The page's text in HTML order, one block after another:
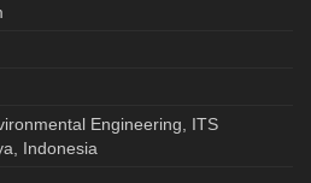
Engineering, ITS
Indonesia